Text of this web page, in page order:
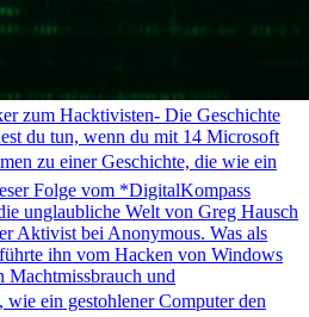
zum Hacktivisten- Die Geschichte
du tun, wenn du mit 14 Microsoft
zu einer Geschichte, die wie ein
Folge vom *DigitalKompass
unglaubliche Welt von Greg Hausch
Aktivist bei Anonymous. Was als
ihn vom Hacken von Windows
Machtmissbrauch und
ein gestohlener Computer den